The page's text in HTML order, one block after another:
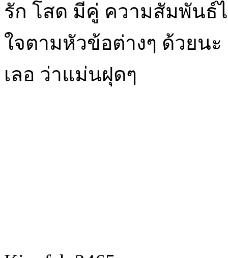
รัก โสด มีคู่ ความสัมพันธ์
ใจตามหัวข้อต่างๆ ด้วยน
เลอ ว่าแม่นฝุดๆ